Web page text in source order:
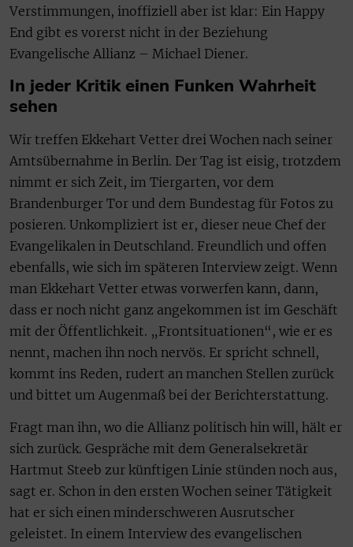
Verstimmungen, inoffiziell aber ist klar: Ein Happy
End gibt es vorerst nicht in der Beziehung
Evangelische Allianz – Michael Diener.
In jeder Kritik einen Funken Wahrheit
sehen
Wir treffen Ekkehart Vetter drei Wochen nach seiner
Amtsübernahme in Berlin. Der Tag ist eisig, trotzdem
nimmt er sich Zeit, im Tiergarten, vor dem
Brandenburger Tor und dem Bundestag für Fotos zu
posieren. Unkompliziert ist er, dieser neue Chef der
Evangelikalen in Deutschland. Freundlich und offen
ebenfalls, wie sich im späteren Interview zeigt. Wenn
man Ekkehart Vetter etwas vorwerfen kann, dann,
dass er noch nicht ganz angekommen ist im Geschäft
mit der Öffentlichkeit. „Frontsituationen“, wie er es
nennt, machen ihn noch nervös. Er spricht schnell,
kommt ins Reden, rudert an manchen Stellen zurück
und bittet um Augenmaß bei der Berichterstattung.
Fragt man ihn, wo die Allianz politisch hin will, hält er
sich zurück. Gespräche mit dem Generalsekretär
Hartmut Steeb zur künftigen Linie stünden noch aus,
sagt er. Schon in den ersten Wochen seiner Tätigkeit
hat er sich einen minderschweren Ausrutscher
geleistet. In einem Interview des evangelischen